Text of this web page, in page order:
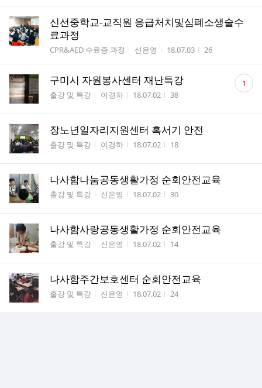
신선중학교-교직원 응급처치및심폐소생술수
료과정
게시판명
CPR&AED 수료증 과정 작성자
신은영 작성시간
18.07.03 조회수
26
구미시 자원봉사센터 재난특강
게시판명
출강 및 특강 작성자
이경하 작성시간
18.07.02 조회수
38
댓
글 1
장노년일자리지원센터 혹서기 안전
게시판명
출강 및 특강 작성자
이경하 작성시간
18.07.02 조회수
18
나사함나눔공동생활가정 순회안전교육
게시판명
출강 및 특강 작성자
신은영 작성시간
18.07.02 조회수
30
나사함사랑공동생활가정 순회안전교육
게시판명
출강 및 특강 작성자
신은영 작성시간
18.07.02 조회수
14
나사함주간보호센터 순회안전교육
게시판명
출강 및 특강 작성자
신은영 작성시간
18.07.02 조회수
24